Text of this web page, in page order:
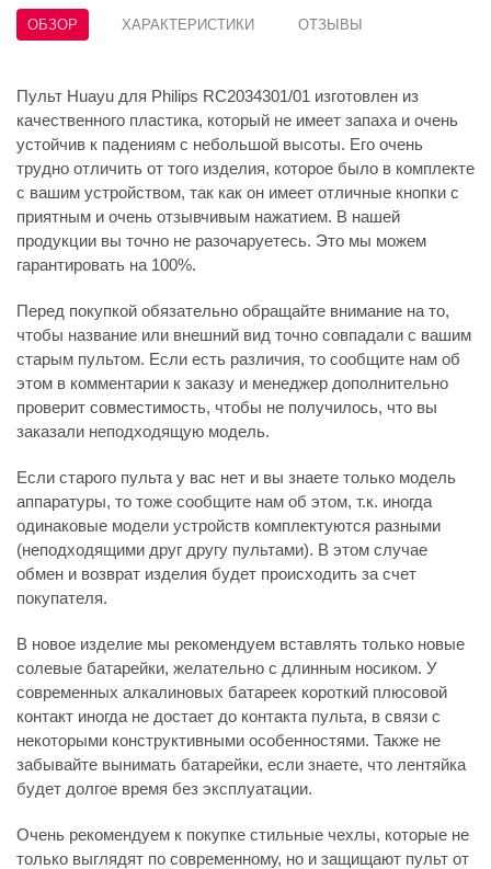
ОБЗОР ХАРАКТЕРИСТИКИ ОТЗЫВЫ
Пульт Huayu для Philips RC2034301/01 изготовлен из
качественного пластика, который не имеет запаха и очень
устойчив к падениям с небольшой высоты. Его очень
трудно отличить от того изделия, которое было в комплекте
с вашим устройством, так как он имеет отличные кнопки с
приятным и очень отзывчивым нажатием. В нашей
продукции вы точно не разочаруетесь. Это мы можем
гарантировать на 100%.
Перед покупкой обязательно обращайте внимание на то,
чтобы название или внешний вид точно совпадали с вашим
старым пультом. Если есть различия, то сообщите нам об
этом в комментарии к заказу и менеджер дополнительно
проверит совместимость, чтобы не получилось, что вы
заказали неподходящую модель.
Если старого пульта у вас нет и вы знаете только модель
аппаратуры, то тоже сообщите нам об этом, т.к. иногда
одинаковые модели устройств комплектуются разными
(неподходящими друг другу пультами). В этом случае
обмен и возврат изделия будет происходить за счет
покупателя.
В новое изделие мы рекомендуем вставлять только новые
солевые батарейки, желательно с длинным носиком. У
современных алкалиновых батареек короткий плюсовой
контакт иногда не достает до контакта пульта, в связи с
некоторыми конструктивными особенностями. Также не
забывайте вынимать батарейки, если знаете, что лентяйка
будет долгое время без эксплуатации.
Очень рекомендуем к покупке стильные чехлы, которые не
только выглядят по современному, но и защищают пульт от